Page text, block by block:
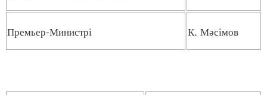
Премьер-Министрі К. Мәсімов